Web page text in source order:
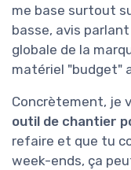
me base surtout
basse, avis
globale de la
matériel "budget"
Concrètement, je
outil de chantier
refaire et que tu
week-ends, ça